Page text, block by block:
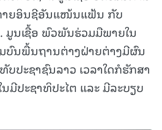
ຍອິນຊີອັນແໜ້ນແຟ້ນ ກັບ
ມູນເຊື້ອ ພົວພັນຮ່ວມມືພາຍໃນ
ບົນພື້ນຖານຕ່າງຝ່າຍຕ່າງມີຜົນ
ປະຊາຊົນລາວ ເວລາໃດກໍຮັກສາ
ມີປະຊາທິປະໄຕ ແລະ ມີລະບຽບ